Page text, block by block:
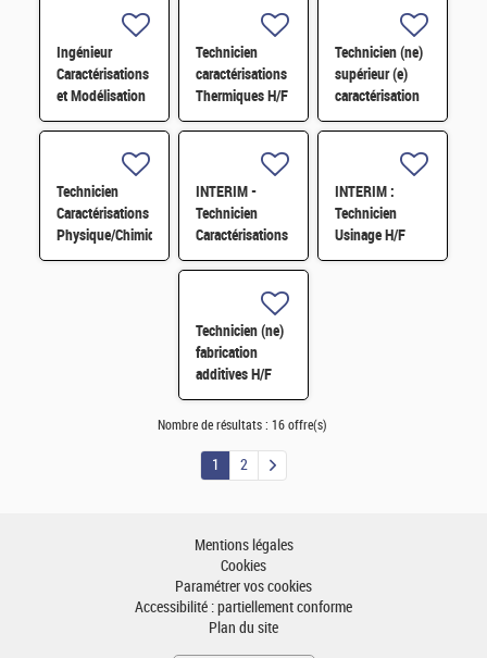
Ingénieur
Caractérisations
et Modélisation
Mécanique H/F
Technicien
caractérisations
Thermiques H/F
Technicien (ne)
supérieur (e)
caractérisation
des cellules
Technicien
Caractérisations
Physique/Chimique
des matériaux
INTERIM -
Technicien
Caractérisations
Physique/Chimique
INTERIM :
Technicien
Usinage H/F
Technicien (ne)
fabrication
additives H/F
Nombre de résultats : 16 offre(s)
1 2
Mentions légales
Cookies
Paramétrer vos cookies
Accessibilité : partiellement conforme
Plan du site